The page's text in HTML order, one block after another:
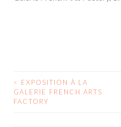
Navigation
des
<
EXPOSITION À LA
GALERIE FRENCH ARTS
FACTORY